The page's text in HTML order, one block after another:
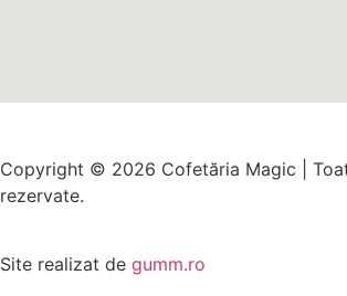
Copyright © 2026 Cofetăria Magic |
rezervate.
Site realizat de gumm.ro